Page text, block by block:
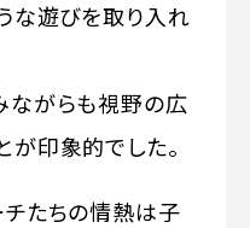
な遊びを取り入れ
ながらも視野の広
が印象的でした。
チたちの情熱は子